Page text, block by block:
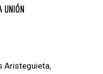
UNIÓN
Aristeguieta,